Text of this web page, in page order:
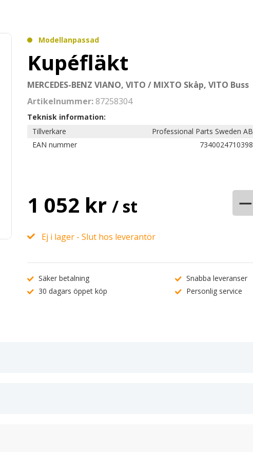
Modellanpassad
Kupéfläkt
MERCEDES-BENZ VIANO, VITO / MIXTO Skåp, VITO Buss
Artikelnummer: 87258304
Teknisk information:
Tillverkare
Professional Parts Sweden AB
EAN nummer
7340024710398
1 052 kr / st −
Ej i lager - Slut hos leverantör
Säker betalning
Snabba leveranser
30 dagars öppet köp
Personlig service